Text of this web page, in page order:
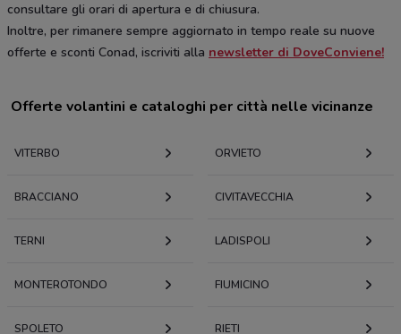
consultare gli orari di apertura e di chiusura.
Inoltre, per rimanere sempre aggiornato in tempo reale su nuove
offerte e sconti Conad, iscriviti alla newsletter di DoveConviene!
Offerte volantini e cataloghi per città nelle vicinanze
VITERBO ORVIETO
BRACCIANO CIVITAVECCHIA
TERNI LADISPOLI
MONTEROTONDO FIUMICINO
SPOLETO RIETI